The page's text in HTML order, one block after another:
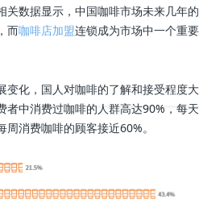
关数据显示，中国咖啡市场未来几年的
而咖啡店加盟连锁成为市场中一个重要
变化，国人对咖啡的了解和接受程度大
者中消费过咖啡的人群高达90%，每天
消费咖啡的顾客接近60%。